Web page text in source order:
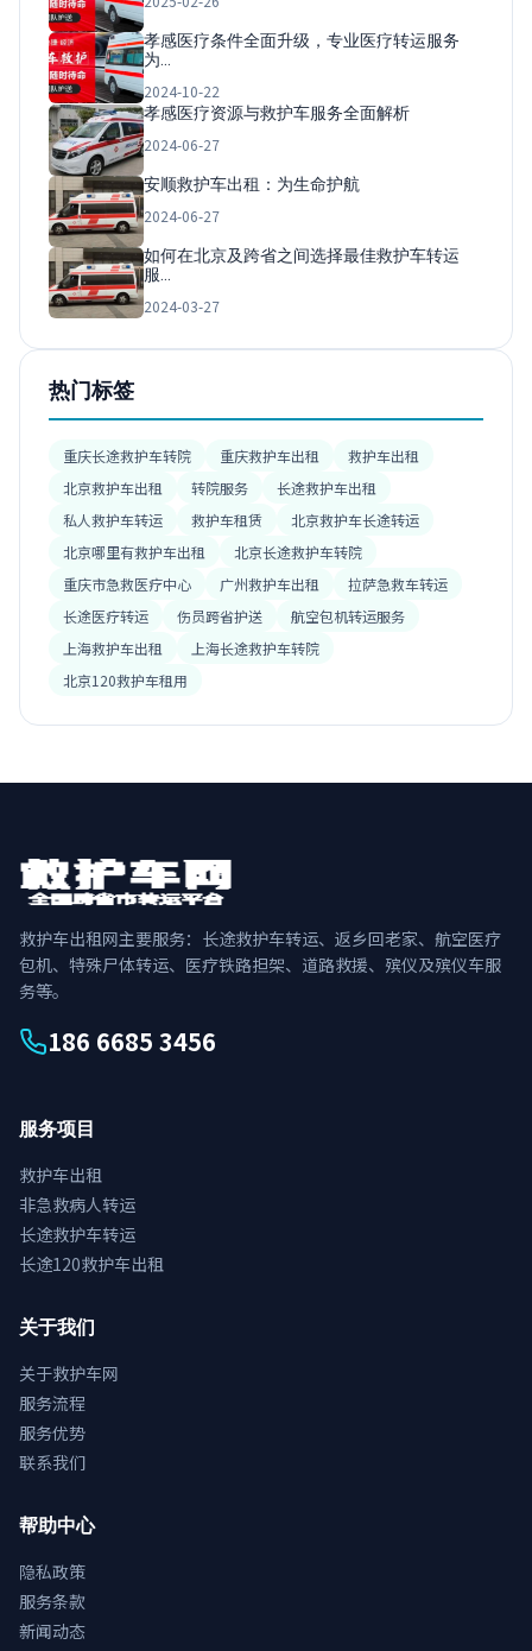
孝感医疗条件全面升级，专业医疗转运服务
为…
2024-10-22
孝感医疗资源与救护车服务全面解析
2024-06-27
安顺救护车出租：为生命护航
2024-06-27
如何在北京及跨省之间选择最佳救护车转运
服…
2024-03-27
热门标签
重庆长途救护车转院 重庆救护车出租
救护车出租
北京救护车出租
转院服务
长途救护车出租
私人救护车转运
救护车租赁
北京救护车长途转运
北京哪里有救护车出租
北京长途救护车转院
重庆市急救医疗中心
广州救护车出租
拉萨急救车转运
长途医疗转运
伤员跨省护送
航空包机转运服务
上海救护车出租
上海长途救护车转院
北京120救护车租用
救护车出租网主要服务：长途救护车转运、返乡回老家、航空医疗
包机、特殊尸体转运、医疗铁路担架、道路救援、殡仪及殡仪车服
务等。
186 6685 3456
服务项目
救护车出租
非急救病人转运
长途救护车转运
长途120救护车出租
关于我们
关于救护车网
服务流程
服务优势
联系我们
帮助中心
隐私政策
服务条款
新闻动态